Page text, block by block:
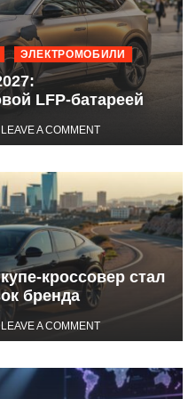
кроссовер стал
бренда
LEAVE A COMMENTON
RENAULT
ПОЧЕМУ
КУПЕ-
ЭЛЕКТРОМОБИЛИ
LFP-батареей
LEAVE A COMMENTON
RENAULT
TECH
2027:
С
НОВОЙ
LFP-
БАТАРЕЕЙ